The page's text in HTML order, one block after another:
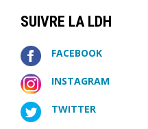
SUIVRE LA LDH
FACEBOOK
INSTAGRAM
TWITTER